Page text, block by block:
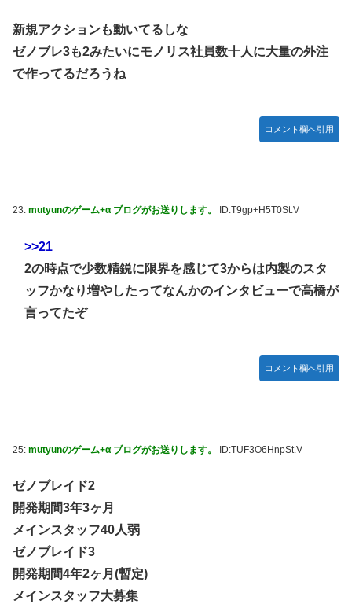
新規アクションも動いてるしな
ゼノブレ3も2みたいにモノリス社員数十人に大量の外注
で作ってるだろうね
コメント欄へ引用
23: mutyunのゲーム+α ブログがお送りします。 ID:T9gp+H5T0St.V
>>21
2の時点で少数精鋭に限界を感じて3からは内製のスタ
ッフかなり増やしたってなんかのインタビューで高橋が
言ってたぞ
コメント欄へ引用
25: mutyunのゲーム+α ブログがお送りします。 ID:TUF3O6HnpSt.V
ゼノブレイド2
開発期間3年3ヶ月
メインスタッフ40人弱
ゼノブレイド3
開発期間4年2ヶ月(暫定)
メインスタッフ大募集